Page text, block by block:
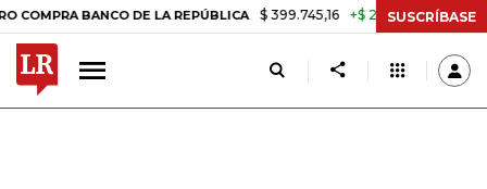
BANCO DE LA REPÚBLICA $ 399.745,16 +$ 2.295,71 +0,58% TASA
SUSCRÍBASE